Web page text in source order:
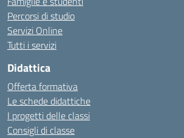
Percorsi di studio
Servizi Online
Tutti i servizi
Didattica
Offerta formativa
Le schede didattiche
I progetti delle classi
Consigli di classe